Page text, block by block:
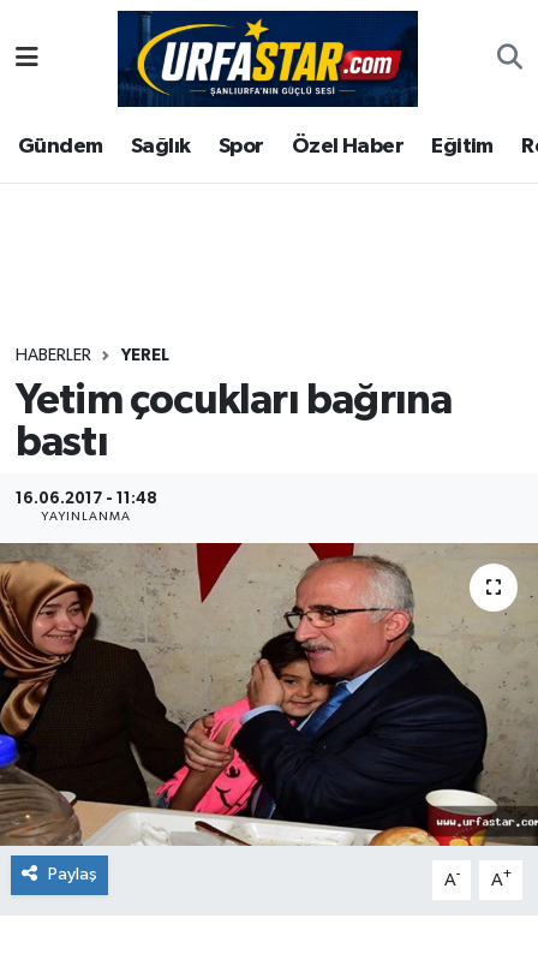
Gündem Sağlık Spor Özel Haber Eğitim
HABERLER YEREL
Yetim çocukları bağrına
bastı
16.06.2017 - 11:48
YAYINLANMA
Paylaş A- A+
ASAYİS
ÇEVRE
Gündem
Kültür
Magazin
Şanlıurfa Nöbetçi Eczaneler
Şanlıurfa Hava Durumu
Tüm Manşetler
Son Dakika Haberleri
Haber Arşivi